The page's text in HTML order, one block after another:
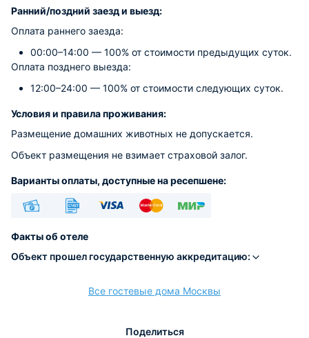
Ранний/поздний заезд и выезд:
Оплата раннего заезда:
00:00–14:00 — 100% от стоимости предыдущих суток.
Оплата позднего выезда:
12:00–24:00 — 100% от стоимости следующих суток.
Условия и правила проживания:
Размещение домашних животных не допускается.
Объект размещения не взимает страховой залог.
Варианты оплаты, доступные на ресепшене:
Факты об отеле
Объект прошел государственную аккредитацию:
Все гостевые дома Москвы
Поделиться